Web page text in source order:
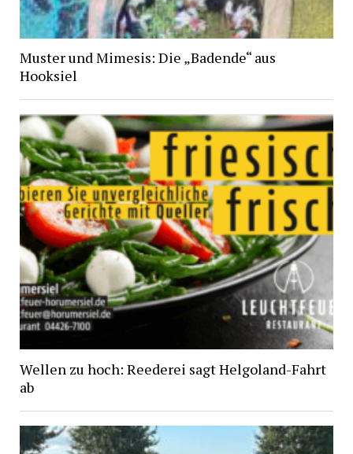
Muster und Mimesis: Die „Badende“ aus
Hooksiel
Wellen zu hoch: Reederei sagt Helgoland-Fahrt
ab